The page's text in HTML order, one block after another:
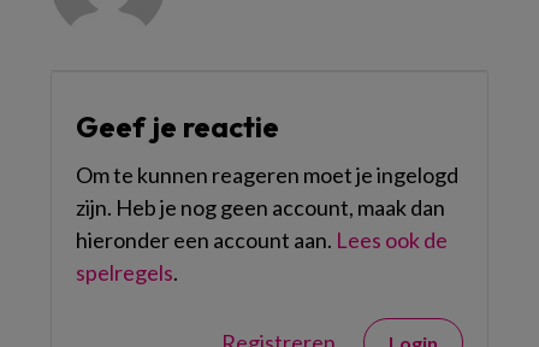
Geef je reactie
Om te kunnen reageren moet je ingelogd
zijn. Heb je nog geen account, maak dan
hieronder een account aan. Lees ook de
spelregels.